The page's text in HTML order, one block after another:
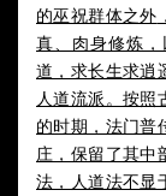
的巫祝群体之外
真、肉身修炼
道，求长生求逍
人道流派。按照
的时期，法门普
庄，保留了其中
法，人道法不显